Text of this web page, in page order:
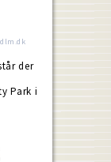
der
Park i